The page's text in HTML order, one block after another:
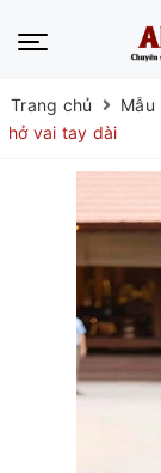
Trang chủ Mẫu
hở vai tay dài